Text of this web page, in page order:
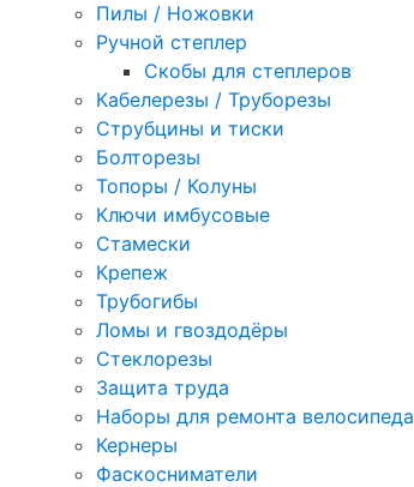
Пилы / Ножовки
Ручной степлер
Скобы для степлеров
Кабелерезы / Труборезы
Струбцины и тиски
Болторезы
Топоры / Колуны
Ключи имбусовые
Стамески
Крепеж
Трубогибы
Ломы и гвоздодёры
Стеклорезы
Защита труда
Наборы для ремонта велосипеда
Кернеры
Фаскосниматели